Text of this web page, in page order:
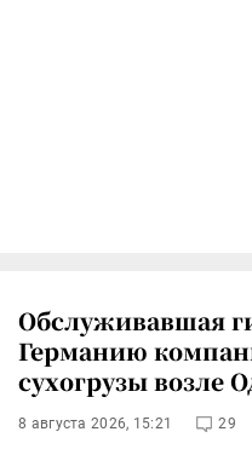
Обслуживавшая
Германию
сухогрузы возле
8 августа 2026, 15:21 29